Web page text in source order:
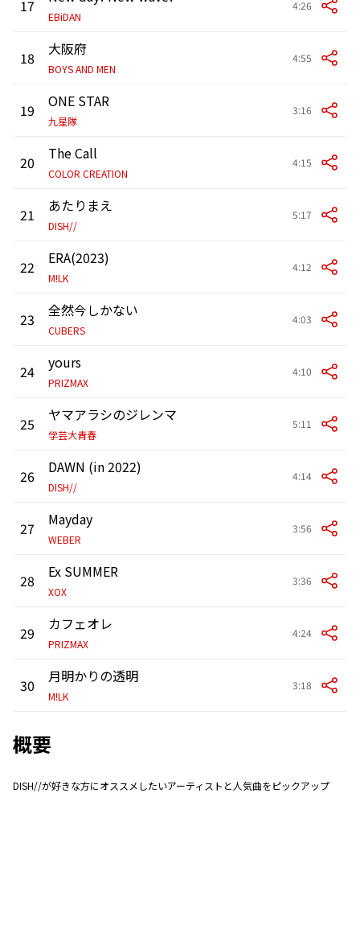
17
EBiDAN
4:26
18 大阪府
BOYS AND MEN
4:55
19 ONE STAR
九星隊
3:16
20 The Call
COLOR CREATION
4:15
21 あたりまえ
DISH//
5:17
22 ERA(2023)
M!LK
4:12
23 全然今しかない
CUBERS
4:03
24 yours
PRIZMAX
4:10
25 ヤマアラシのジレンマ
学芸大青春
5:11
26 DAWN (in 2022)
DISH//
4:14
27 Mayday
WEBER
3:56
28 Ex SUMMER
XOX
3:36
29 カフェオレ
PRIZMAX
4:24
30 月明かりの透明
M!LK
3:18
概要
DISH//が好きな方にオススメしたいアーティストと人気曲をピックアップ